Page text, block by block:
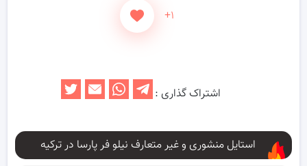
+۱
اشتراک گذاری :
استایل منشوری و غیر متعارف نیلو فر پارسا در ترکیه